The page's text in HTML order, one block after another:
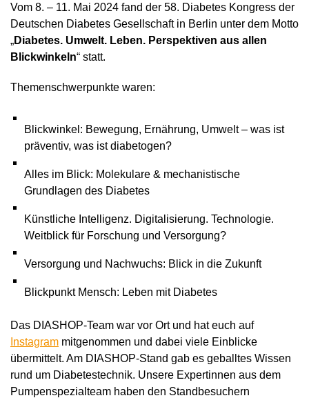
Vom 8. – 11. Mai 2024 fand der 58. Diabetes Kongress der
Deutschen Diabetes Gesellschaft in Berlin unter dem Motto
„Diabetes. Umwelt. Leben. Perspektiven aus allen
Blickwinkeln“ statt.
Themenschwerpunkte waren:
Blickwinkel: Bewegung, Ernährung, Umwelt – was ist
präventiv, was ist diabetogen?
Alles im Blick: Molekulare & mechanistische
Grundlagen des Diabetes
Künstliche Intelligenz. Digitalisierung. Technologie.
Weitblick für Forschung und Versorgung?
Versorgung und Nachwuchs: Blick in die Zukunft
Blickpunkt Mensch: Leben mit Diabetes
Das DIASHOP-Team war vor Ort und hat euch auf
Instagram mitgenommen und dabei viele Einblicke
übermittelt. Am DIASHOP-Stand gab es geballtes Wissen
rund um Diabetestechnik. Unsere Expertinnen aus dem
Pumpenspezialteam haben den Standbesuchern